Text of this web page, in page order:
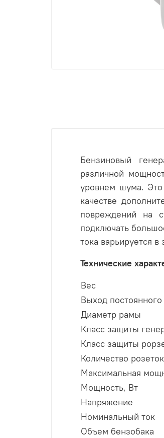
Бензиновый
различной
уровнем шума. Это
качестве
повреждений на
подключать
тока варьируется
Технические
Вес
Выход постоянного
Диаметр рамы
Класс защиты
Класс защиты
Количество розеток
Максимальная
Мощность, Вт
Напряжение
Номинальный ток
Объем бензобака